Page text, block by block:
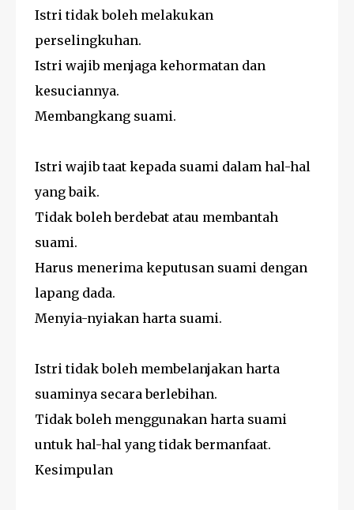
Istri tidak boleh melakukan
perselingkuhan.
Istri wajib menjaga kehormatan dan
kesuciannya.
Membangkang suami.
Istri wajib taat kepada suami dalam hal-hal
yang baik.
Tidak boleh berdebat atau membantah
suami.
Harus menerima keputusan suami dengan
lapang dada.
Menyia-nyiakan harta suami.
Istri tidak boleh membelanjakan harta
suaminya secara berlebihan.
Tidak boleh menggunakan harta suami
untuk hal-hal yang tidak bermanfaat.
Kesimpulan